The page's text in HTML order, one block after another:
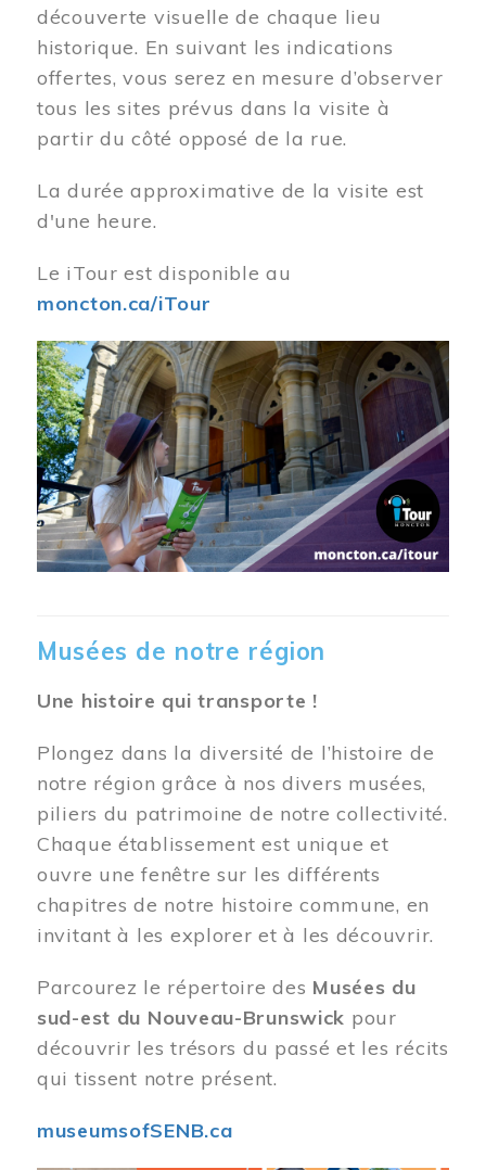
découverte visuelle de chaque lieu
historique. En suivant les indications
offertes, vous serez en mesure d’observer
tous les sites prévus dans la visite à
partir du côté opposé de la rue.
La durée approximative de la visite est
d'une heure.
Le iTour est disponible au
moncton.ca/iTour
Musées de notre région
Une histoire qui transporte !
Plongez dans la diversité de l’histoire de
notre région grâce à nos divers musées,
piliers du patrimoine de notre collectivité.
Chaque établissement est unique et
ouvre une fenêtre sur les différents
chapitres de notre histoire commune, en
invitant à les explorer et à les découvrir.
Parcourez le répertoire des Musées du
sud-est du Nouveau-Brunswick pour
découvrir les trésors du passé et les récits
qui tissent notre présent.
museumsofSENB.ca